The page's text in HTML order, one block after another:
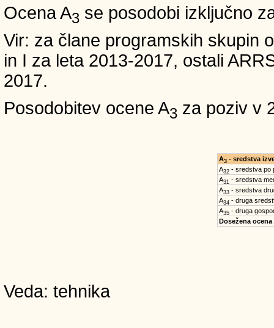
Ocena A3 se posodobi izključno
Vir: za člane programskih skupin
in I za leta 2013-2017, ostali
2017.
Posodobitev ocene A3 za poziv v
A3- sredstva
A32- sredstva po
A31 - sredstva
A33- sredstva
A34 - druga
A35- druga
Dosežena ocena
Veda: tehnika